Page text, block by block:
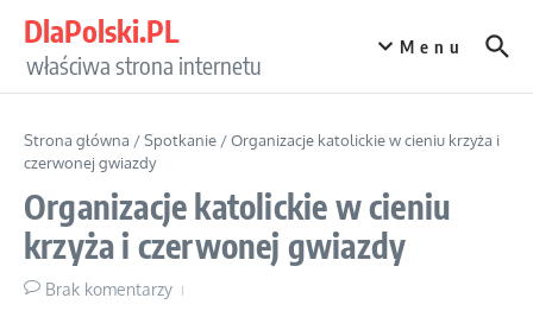
DlaPolski.PL
właściwa strona internetu
Menu
Strona główna /Spotkanie /Organizacje katolickie w cieniu krzyża i
czerwonej gwiazdy
Organizacje katolickie w cieniu
krzyża i czerwonej gwiazdy
Brak komentarzy